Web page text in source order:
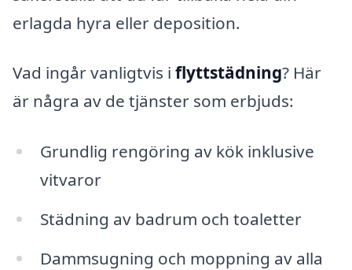
erlagda hyra eller deposition.
Vad ingår vanligtvis i flyttstädning? Här
är några av de tjänster som erbjuds:
Grundlig rengöring av kök inklusive
vitvaror
Städning av badrum och toaletter
Dammsugning och moppning av alla